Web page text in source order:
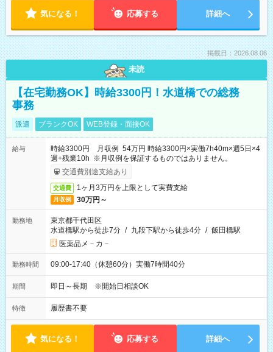
気になる！ 応募する 詳細へ
掲載日：2026.08.06
未読
【在宅勤務OK】時給3300円！水道橋での総務
事務
派遣 ブランクOK WEB登録・面接OK
給与
時給3300円 月収例 54万円 時給3300円×実働7h40m×週5日×4
週+残業10h ※月収例を保証するものではありません。
交通費別途支給あり
交通費 1ヶ月3万円を上限として実費支給
月収例 30万円～
勤務地
東京都千代田区
水道橋駅から徒歩7分 / 九段下駅から徒歩4分 / 飯田橋駅
医薬品メ－カ－
勤務時間 09:00-17:40（休憩60分）実働7時間40分
期間 即日～長期 ※開始日相談OK
特徴 履歴書不要
気になる！ 応募する 詳細へ